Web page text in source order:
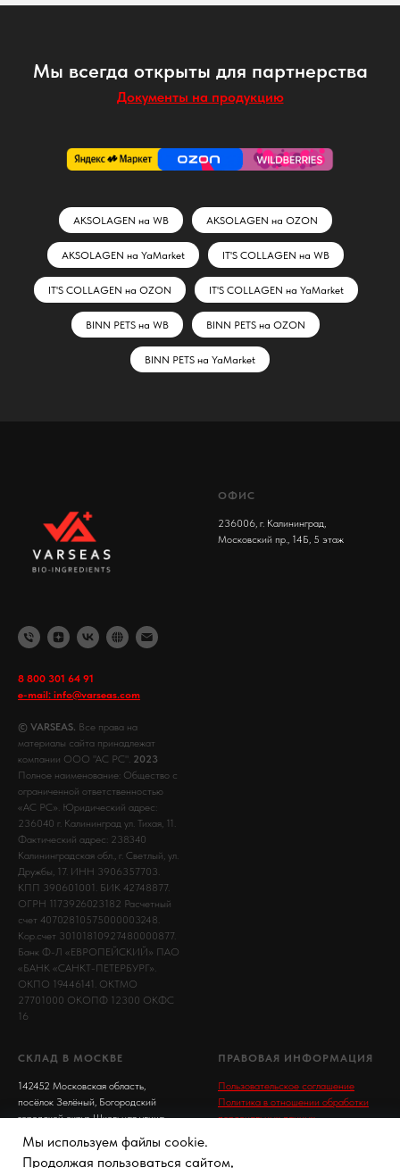
Мы всегда открыты для партнерства
Документы на продукцию
AKSOLAGEN на WB AKSOLAGEN на OZON
AKSOLAGEN на YaMarket IT'S COLLAGEN на WB
IT'S COLLAGEN на OZON IT'S COLLAGEN на YaMarket
BINN PETS на WB BINN PETS на OZON
BINN PETS на YaMarket
8 800 301 64 91
e-mail: info@varseas.com
© VARSEAS. Все права на
материалы сайта принадлежат
компании ООО "АС РС". 2023
Полное наименование: Общество с
ограниченной ответственностью
«АС РС». Юридический адрес:
236040 г. Калининград ул. Тихая, 11.
Фактический адрес: 238340
Калининградская обл., г. Светлый, ул.
Дружбы, 17. ИНН 3906357703.
КПП 390601001. БИК 42748877.
ОГРН 1173926023182 Расчетный
счет 40702810575000003248.
Кор.счет 30101810927480000877.
Банк Ф-Л «ЕВРОПЕЙСКИЙ» ПАО
«БАНК «САНКТ-ПЕТЕРБУРГ».
ОКПО 19446141. ОКТМО
27701000 ОКОПФ 12300 ОКФС
16
ОФИС
236006, г. Калининград,
Московский пр., 14Б, 5 этаж
СКЛАД В МОСКВЕ
142452 Московская область,
посёлок Зелёный, Богородский
городской округ, Школьная улица,
2с10
ПРАВОВАЯ ИНФОРМАЦИЯ
Пользовательское соглашение
Политика в отношении обработки
персональных данных
Мы используем файлы cookie.
Продолжая пользоваться сайтом,